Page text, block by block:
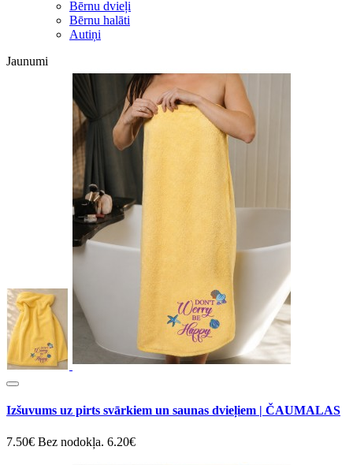
Bērnu dvieļi
Bērnu halāti
Autiņi
Jaunumi
Izšuvums uz pirts svārkiem un saunas dvieļiem | ČAUMALAS
7.50€ Bez nodokļa. 6.20€